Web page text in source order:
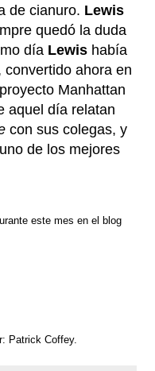
de cianuro. Lewis
quedó la duda
día Lewis había
ahora en
Manhattan
aquel día relatan
con sus colegas, y
de los mejores
este mes en el blog
Patrick Coffey.